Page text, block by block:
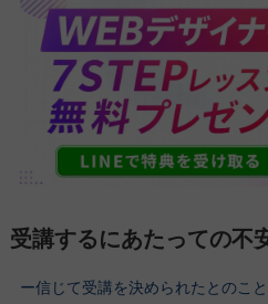
受講するにあたっての不
ー信じて受講を決められたとのこ